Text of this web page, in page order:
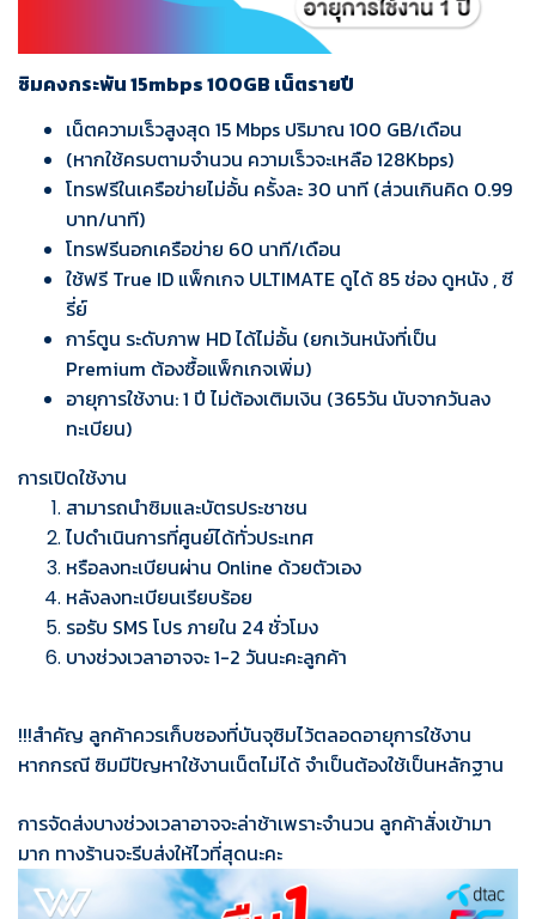
ซิมคงกระพัน 15mbps 100GB เน็ตรายปี
เน็ตความเร็วสูงสุด 15 Mbps ปริมาณ 100 GB/เดือน
(หากใช้ครบตามจำนวน ความเร็วจะเหลือ 128Kbps)
โทรฟรีในเครือข่ายไม่อั้น ครั้งละ 30 นาที (ส่วนเกินคิด 0.99
บาท/นาที)
โทรฟรีนอกเครือข่าย 60 นาที/เดือน
ใช้ฟรี True ID แพ็กเกจ ULTIMATE ดูได้ 85 ช่อง ดูหนัง , ซี
รี่ย์
การ์ตูน ระดับภาพ HD ได้ไม่อั้น (ยกเว้นหนังที่เป็น
Premium ต้องซื้อแพ็กเกจเพิ่ม)
อายุการใช้งาน: 1 ปี ไม่ต้องเติมเงิน (365วัน นับจากวันลง
ทะเบียน)
การเปิดใช้งาน
สามารถนำซิมและบัตรประชาชน
ไปดำเนินการที่ศูนย์ได้ทั่วประเทศ
หรือลงทะเบียนผ่าน Online ด้วยตัวเอง
หลังลงทะเบียนเรียบร้อย
รอรับ SMS โปร ภายใน 24 ชั่วโมง
บางช่วงเวลาอาจจะ 1-2 วันนะคะลูกค้า
!!!สำคัญ ลูกค้าควรเก็บซองที่บันจุซิมไว้ตลอดอายุการใช้งาน
หากกรณี ซิมมีปัญหาใช้งานเน็ตไม่ได้ จำเป็นต้องใช้เป็นหลักฐาน
การจัดส่งบางช่วงเวลาอาจจะล่าช้าเพราะจำนวน ลูกค้าสั่งเข้ามา
มาก ทางร้านจะรีบส่งให้ไวที่สุดนะคะ